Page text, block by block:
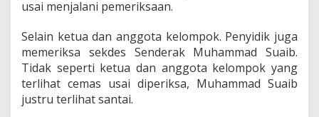
p
2
M
i
l
i
usai menjalani pemeriksaan.
Selain ketua dan anggota kelompok. Penyidik juga
memeriksa sekdes Senderak Muhammad Suaib.
Tidak seperti ketua dan anggota kelompok yang
terlihat cemas usai diperiksa, Muhammad Suaib
justru terlihat santai.